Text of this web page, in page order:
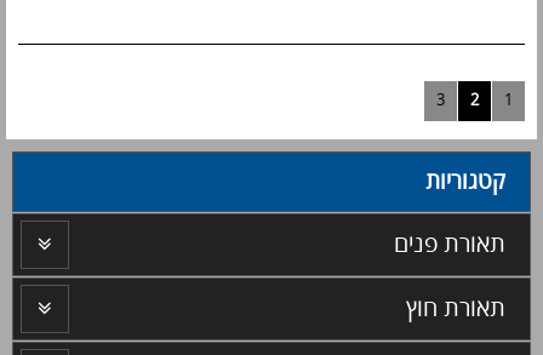
1
2
3
קטגוריות
תאורת פנים
תאורת חוץ